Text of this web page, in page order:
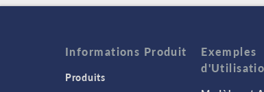
Informations Produit
Produits
Exemples